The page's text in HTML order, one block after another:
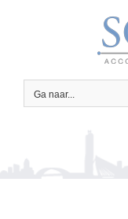
Ga naar...